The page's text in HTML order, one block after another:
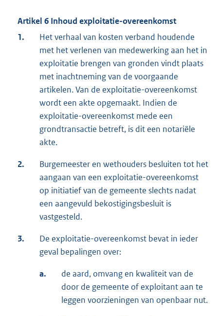
Artikel 6 Inhoud exploitatie-overeenkomst
1.
Het verhaal van kosten verband houdende
met het verlenen van medewerking aan het in
exploitatie brengen van gronden vindt plaats
met inachtneming van de voorgaande
artikelen. Van de exploitatie-overeenkomst
wordt een akte opgemaakt. Indien de
exploitatie-overeenkomst mede een
grondtransactie betreft, is dit een notariële
akte.
2.
Burgemeester en wethouders besluiten tot het
aangaan van een exploitatie-overeenkomst
op initiatief van de gemeente slechts nadat
een aangevuld bekostigingsbesluit is
vastgesteld.
3.
De exploitatie-overeenkomst bevat in ieder
geval bepalingen over:
a.
de aard, omvang en kwaliteit van de
door de gemeente of exploitant aan te
leggen voorzieningen van openbaar nut.